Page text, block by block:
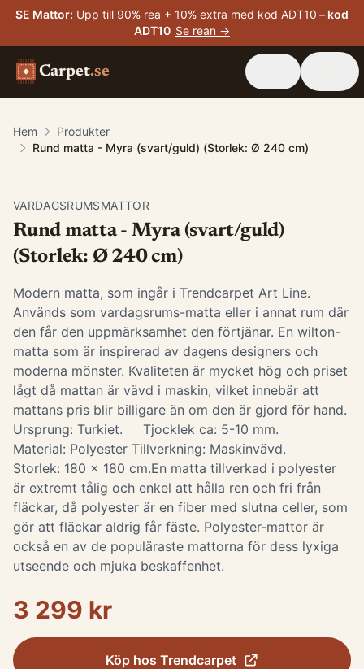
SE Mattor: Upp till 90% rea + 10% extra med kod ADT10 – kod
ADT10 Se rean →
Carpet.se
Hem
Produkter
Rund matta - Myra (svart/guld) (Storlek: Ø 240 cm)
VARDAGSRUMSMATTOR
Rund matta - Myra (svart/guld)
(Storlek: Ø 240 cm)
Modern matta, som ingår i Trendcarpet Art Line.
Används som vardagsrums-matta eller i annat rum där
den får den uppmärksamhet den förtjänar. En wilton-
matta som är inspirerad av dagens designers och
moderna mönster. Kvaliteten är mycket hög och priset
lågt då mattan är vävd i maskin, vilket innebär att
mattans pris blir billigare än om den är gjord för hand.
Ursprung: Turkiet. Tjocklek ca: 5-10 mm.
Material: Polyester Tillverkning: Maskinvävd.
Storlek: 180 x 180 cm. ​ En matta tillverkad i polyester
är extremt tålig och enkel att hålla ren och fri från
fläckar, då polyester är en fiber med slutna celler, som
gör att fläckar aldrig får fäste. Polyester-mattor är
också en av de populäraste mattorna för dess lyxiga
utseende och mjuka beskaffenhet.
3 299 kr
Köp hos Trendcarpet